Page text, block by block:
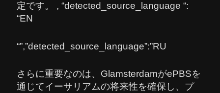
定です。 , “detected_source_language “:
“EN
“”,”detected_source_language”:”RU
さらに重要なのは、GlamsterdamがePBSを
通じてイーサリアムの将来性を確保し、プ